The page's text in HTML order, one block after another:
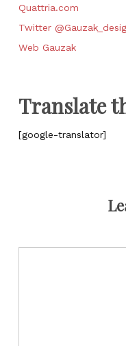
Quattria.com
Twitter
Web Gauzak
Translate
[google-translator]